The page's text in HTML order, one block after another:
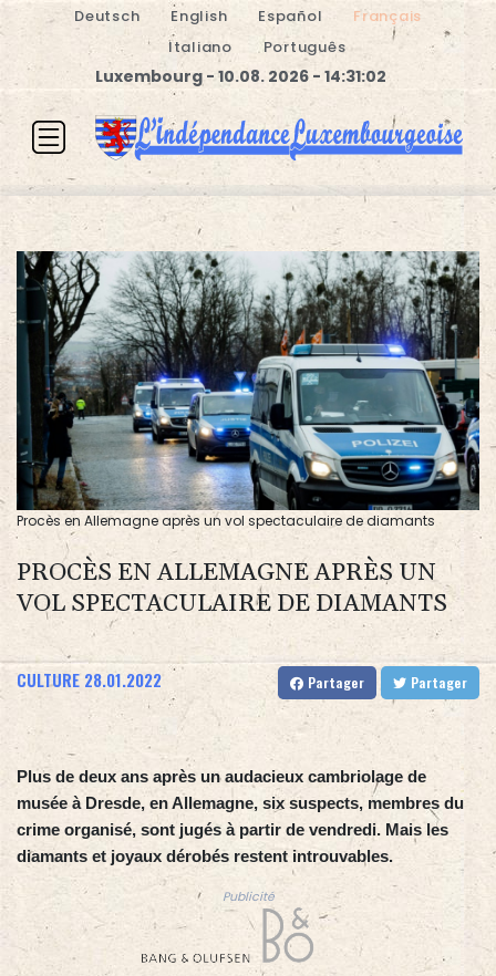
Deutsch English Español
Français
Italiano
Português
Luxembourg - 10.08. 2026 - 14:31:02
Procès en Allemagne après un vol spectaculaire de diamants
PROCÈS EN ALLEMAGNE APRÈS UN
VOL SPECTACULAIRE DE DIAMANTS
CULTURE 28.01.2022 Partager Partager
Plus de deux ans après un audacieux cambriolage de
musée à Dresde, en Allemagne, six suspects, membres du
crime organisé, sont jugés à partir de vendredi. Mais les
diamants et joyaux dérobés restent introuvables.
Publicité